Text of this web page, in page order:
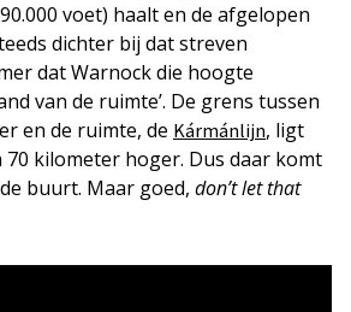
voet) haalt en de afgelopen
dichter bij dat streven
dat Warnock die hoogte
van de ruimte’. De grens tussen
en de ruimte, de Kármánlijn, ligt
kilometer hoger. Dus daar komt
buurt. Maar goed, don’t let that